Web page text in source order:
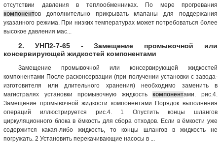
отсутствии давления в теплообменниках. По мере прогревания
компонентов дополнительно прикрывать клапаны для поддержания
указанного режима. При низких температурах может потребоваться более
высокое давления мас...
2. УНП2-7-65 - Замещение промывочной или
консервирующей жидкостей компонентами
Замещение промывочной или консервирующей жидкостей
компонентами После расконсервации (при получении установки с завода-
изготовителя или длительного хранения) необходимо заменить в
магистралях установки промывочную жидкостькомпонентами. рис.4.
Замещение промывочной жидкости компонентами Порядок выполнения
операций иллюстрируется рис.4. 1 Опустить концы шлангов
циркуляционного блока в ёмкость для сбора отходов. Если в ёмкости уже
содержится какая-либо жидкость, то концы шлангов в жидкость не
погружать. 2 Установить перекачивающие насосы в ...